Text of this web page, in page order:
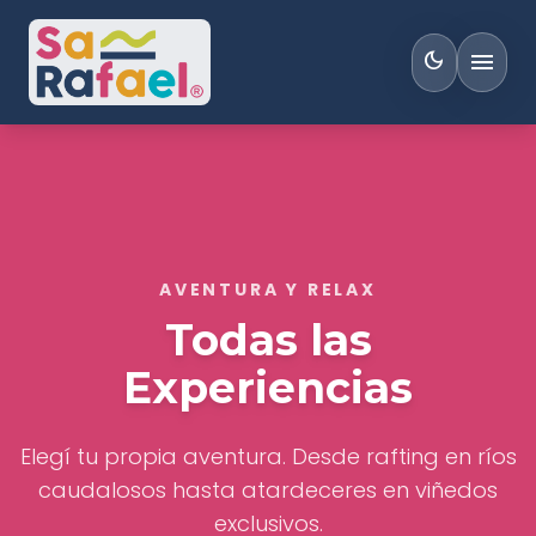
dark_mode menu
AVENTURA Y RELAX
Todas las
Experiencias
Elegí tu propia aventura. Desde rafting en ríos
caudalosos hasta atardeceres en viñedos
exclusivos.